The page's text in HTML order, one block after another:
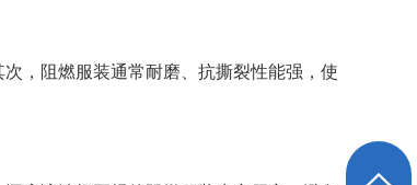
，阻燃服装通常耐磨、抗撕裂性能强，使
返回顶部